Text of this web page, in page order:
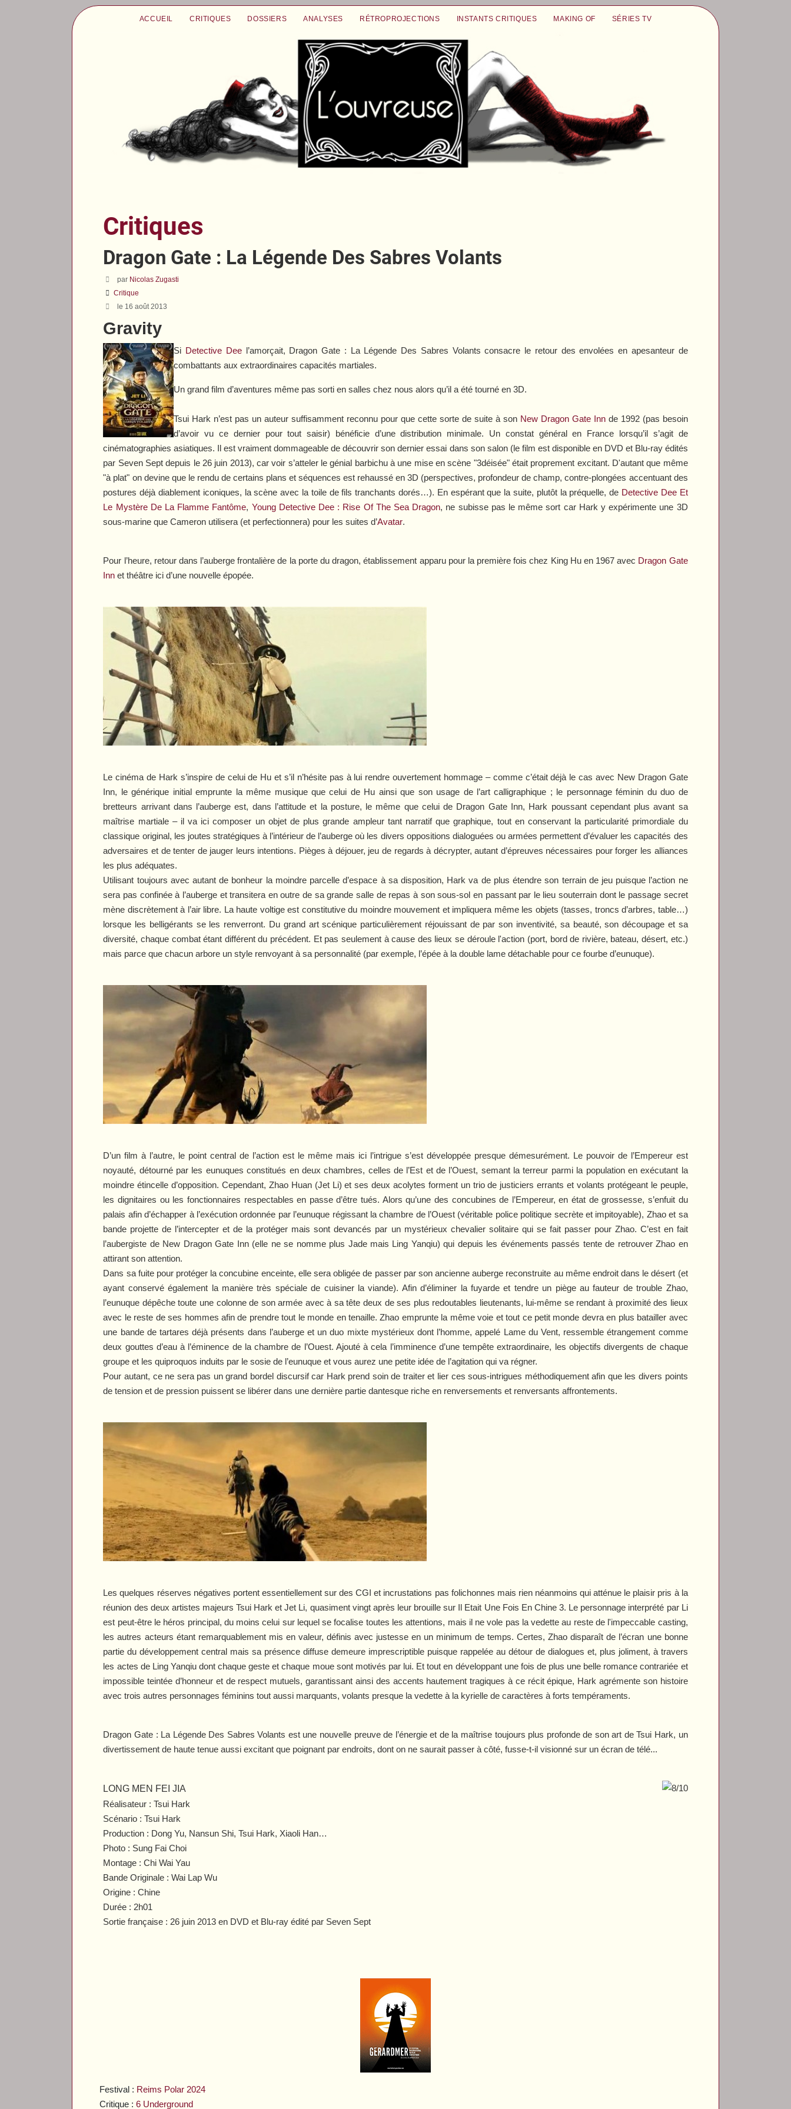
ACCUEIL CRITIQUES DOSSIERS ANALYSES RÉTROPROJECTIONS INSTANTS CRITIQUES MAKING OF SÉRIES TV
Festival : Reims Polar 2024
Critique :6 Underground
Critiques
Dragon Gate : La Légende Des Sabres Volants
par Nicolas Zugasti
Critique
le 16 août 2013
Gravity
Si Detective Deel’amorçait, Dragon Gate : La Légende Des Sabres Volants consacre le retour des envolées en apesanteur de
combattants aux extraordinaires capacités martiales.
Un grand film d’aventures même pas sorti en salles chez nous alors qu’il a été tourné en 3D.
Tsui Hark n’est pas un auteur suffisamment reconnu pour que cette sorte de suite à son New Dragon Gate Innde 1992 (pas besoin
d’avoir vu ce dernier pour tout saisir) bénéficie d’une distribution minimale. Un constat général en France lorsqu’il s’agit de
cinématographies asiatiques. Il est vraiment dommageable de découvrir son dernier essai dans son salon (le film est disponible en DVD et Blu-ray édités
par Seven Sept depuis le 26 juin 2013), car voir s’atteler le génial barbichu à une mise en scène "3déisée" était proprement excitant. D'autant que même
"à plat" on devine que le rendu de certains plans et séquences est rehaussé en 3D (perspectives, profondeur de champ, contre-plongées accentuant des
postures déjà diablement iconiques, la scène avec la toile de fils tranchants dorés…). En espérant que la suite, plutôt la préquelle, de Detective Dee Et
Le Mystère De La Flamme Fantôme, Young Detective Dee : Rise Of The Sea Dragon, ne subisse pas le même sort car Hark y expérimente une 3D
sous-marine que Cameron utilisera (et perfectionnera) pour les suites d’Avatar.
Pour l’heure, retour dans l’auberge frontalière de la porte du dragon, établissement apparu pour la première fois chez King Hu en 1967 avec Dragon Gate
Inn et théâtre ici d’une nouvelle épopée.
Le cinéma de Hark s’inspire de celui de Hu et s’il n’hésite pas à lui rendre ouvertement hommage – comme c’était déjà le cas avec New Dragon Gate
Inn, le générique initial emprunte la même musique que celui de Hu ainsi que son usage de l’art calligraphique ; le personnage féminin du duo de
bretteurs arrivant dans l’auberge est, dans l’attitude et la posture, le même que celui de Dragon Gate Inn, Hark poussant cependant plus avant sa
maîtrise martiale – il va ici composer un objet de plus grande ampleur tant narratif que graphique, tout en conservant la particularité primordiale du
classique original, les joutes stratégiques à l’intérieur de l’auberge où les divers oppositions dialoguées ou armées permettent d’évaluer les capacités des
adversaires et de tenter de jauger leurs intentions. Pièges à déjouer, jeu de regards à décrypter, autant d’épreuves nécessaires pour forger les alliances
les plus adéquates.
Utilisant toujours avec autant de bonheur la moindre parcelle d’espace à sa disposition, Hark va de plus étendre son terrain de jeu puisque l’action ne
sera pas confinée à l’auberge et transitera en outre de sa grande salle de repas à son sous-sol en passant par le lieu souterrain dont le passage secret
mène discrètement à l’air libre. La haute voltige est constitutive du moindre mouvement et impliquera même les objets (tasses, troncs d’arbres, table…)
lorsque les belligérants se les renverront. Du grand art scénique particulièrement réjouissant de par son inventivité, sa beauté, son découpage et sa
diversité, chaque combat étant différent du précédent. Et pas seulement à cause des lieux se déroule l'action (port, bord de rivière, bateau, désert, etc.)
mais parce que chacun arbore un style renvoyant à sa personnalité (par exemple, l’épée à la double lame détachable pour ce fourbe d’eunuque).
D’un film à l’autre, le point central de l’action est le même mais ici l’intrigue s’est développée presque démesurément. Le pouvoir de l’Empereur est
noyauté, détourné par les eunuques constitués en deux chambres, celles de l’Est et de l’Ouest, semant la terreur parmi la population en exécutant la
moindre étincelle d’opposition. Cependant, Zhao Huan (Jet Li) et ses deux acolytes forment un trio de justiciers errants et volants protégeant le peuple,
les dignitaires ou les fonctionnaires respectables en passe d’être tués. Alors qu’une des concubines de l’Empereur, en état de grossesse, s’enfuit du
palais afin d’échapper à l’exécution ordonnée par l’eunuque régissant la chambre de l’Ouest (véritable police politique secrète et impitoyable), Zhao et sa
bande projette de l’intercepter et de la protéger mais sont devancés par un mystérieux chevalier solitaire qui se fait passer pour Zhao. C’est en fait
l’aubergiste de New Dragon Gate Inn(elle ne se nomme plus Jade mais Ling Yanqiu) qui depuis les événements passés tente de retrouver Zhao en
attirant son attention.
Dans sa fuite pour protéger la concubine enceinte, elle sera obligée de passer par son ancienne auberge reconstruite au même endroit dans le désert (et
ayant conservé également la manière très spéciale de cuisiner la viande). Afin d’éliminer la fuyarde et tendre un piège au fauteur de trouble Zhao,
l’eunuque dépêche toute une colonne de son armée avec à sa tête deux de ses plus redoutables lieutenants, lui-même se rendant à proximité des lieux
avec le reste de ses hommes afin de prendre tout le monde en tenaille. Zhao emprunte la même voie et tout ce petit monde devra en plus batailler avec
une bande de tartares déjà présents dans l’auberge et un duo mixte mystérieux dont l’homme, appelé Lame du Vent, ressemble étrangement comme
deux gouttes d’eau à l’éminence de la chambre de l’Ouest. Ajouté à cela l’imminence d’une tempête extraordinaire, les objectifs divergents de chaque
groupe et les quiproquos induits par le sosie de l’eunuque et vous aurez une petite idée de l’agitation qui va régner.
Pour autant, ce ne sera pas un grand bordel discursif car Hark prend soin de traiter et lier ces sous-intrigues méthodiquement afin que les divers points
de tension et de pression puissent se libérer dans une dernière partie dantesque riche en renversements et renversants affrontements.
Les quelques réserves négatives portent essentiellement sur des CGI et incrustations pas folichonnes mais rien néanmoins qui atténue le plaisir pris à la
réunion des deux artistes majeurs Tsui Hark et Jet Li, quasiment vingt après leur brouille sur Il Etait Une Fois En Chine 3. Le personnage interprété par Li
est peut-être le héros principal, du moins celui sur lequel se focalise toutes les attentions, mais il ne vole pas la vedette au reste de l'impeccable casting,
les autres acteurs étant remarquablement mis en valeur, définis avec justesse en un minimum de temps. Certes, Zhao disparaît de l’écran une bonne
partie du développement central mais sa présence diffuse demeure imprescriptible puisque rappelée au détour de dialogues et, plus joliment, à travers
les actes de Ling Yanqiu dont chaque geste et chaque moue sont motivés par lui. Et tout en développant une fois de plus une belle romance contrariée et
impossible teintée d’honneur et de respect mutuels, garantissant ainsi des accents hautement tragiques à ce récit épique, Hark agrémente son histoire
avec trois autres personnages féminins tout aussi marquants, volants presque la vedette à la kyrielle de caractères à forts tempéraments.
Dragon Gate : La Légende Des Sabres Volants est une nouvelle preuve de l’énergie et de la maîtrise toujours plus profonde de son art de Tsui Hark, un
divertissement de haute tenue aussi excitant que poignant par endroits, dont on ne saurait passer à côté, fusse-t-il visionné sur un écran de télé...
LONG MEN FEI JIA
Réalisateur : Tsui Hark
Scénario : Tsui Hark
Production : Dong Yu, Nansun Shi, Tsui Hark, Xiaoli Han…
Photo : Sung Fai Choi
Montage : Chi Wai Yau
Bande Originale : Wai Lap Wu
Origine : Chine
Durée : 2h01
Sortie française : 26 juin 2013 en DVD et Blu-ray édité par Seven Sept